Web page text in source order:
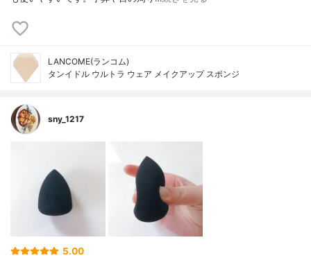
LANCOME(ランコム)
タンイドル ウルトラ ウェア メイクアップ スポンジ
sny_1217
5.00